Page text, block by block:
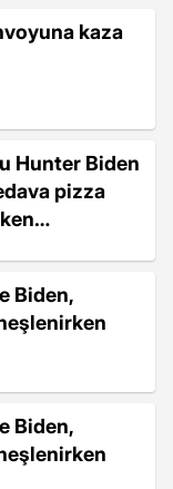
kaza
Hunter Biden
pizza
Biden,
Biden,